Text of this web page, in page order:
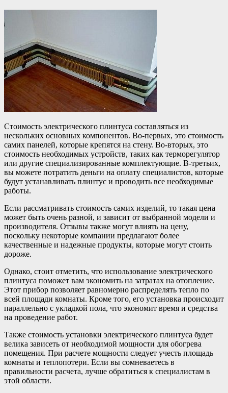
Стоимость электрического плинтуса составляться из
нескольких основных компонентов. Во-первых, это стоимость
самих панелей, которые крепятся на стену. Во-вторых, это
стоимость необходимых устройств, таких как терморегулятор
или другие специализированные комплектующие. В-третьих,
вы можете потратить деньги на оплату специалистов, которые
будут устанавливать плинтус и проводить все необходимые
работы.
Если рассматривать стоимость самих изделий, то такая цена
может быть очень разной, и зависит от выбранной модели и
производителя. Отзывы также могут влиять на цену,
поскольку некоторые компании предлагают более
качественные и надежные продукты, которые могут стоить
дороже.
Однако, стоит отметить, что использование электрического
плинтуса поможет вам экономить на затратах на отопление.
Этот прибор позволяет равномерно распределять тепло по
всей площади комнаты. Кроме того, его установка происходит
параллельно с укладкой пола, что экономит время и средства
на проведение работ.
Также стоимость установки электрического плинтуса будет
велика зависеть от необходимой мощности для обогрева
помещения. При расчете мощности следует учесть площадь
комнаты и теплопотери. Если вы сомневаетесь в
правильности расчета, лучше обратиться к специалистам в
этой области.